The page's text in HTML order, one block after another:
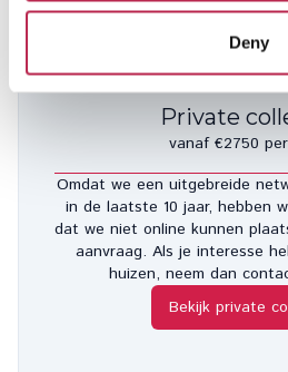
Deny
Private
vanaf €2750
Omdat we een uitgebreide
in de laatste 10 jaar, hebben
dat we niet online kunnen
aanvraag. Als je interesse
huizen, neem dan
Bekijk private